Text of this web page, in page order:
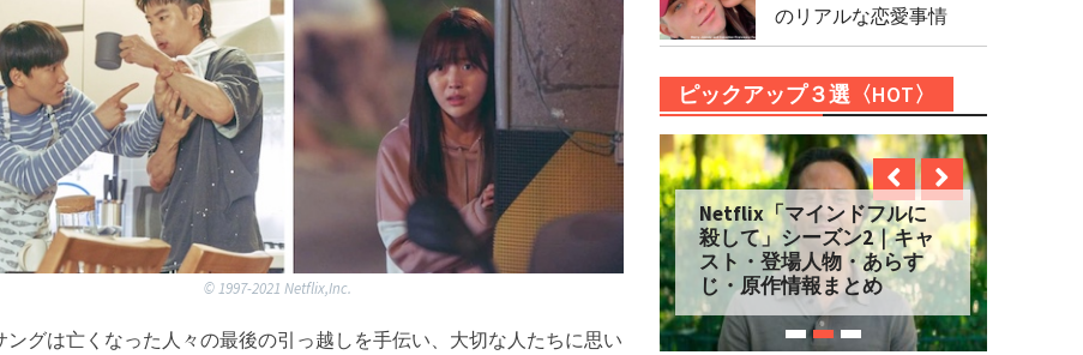
©︎ 1997-2021 Netflix,Inc.
ングは亡くなった人々の最後の引っ越しを手伝い、大切な人たちに思い
のリアルな恋愛事情
ピックアップ３選〈HOT〉
Netflix「マインドフルに
殺して」シーズン2｜キャ
スト・登場人物・あらす
じ・原作情報まとめ